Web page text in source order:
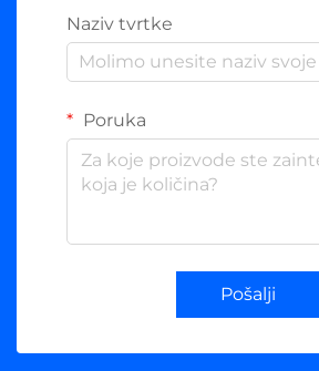
Naziv tvrtke
Poruka
Pošalji